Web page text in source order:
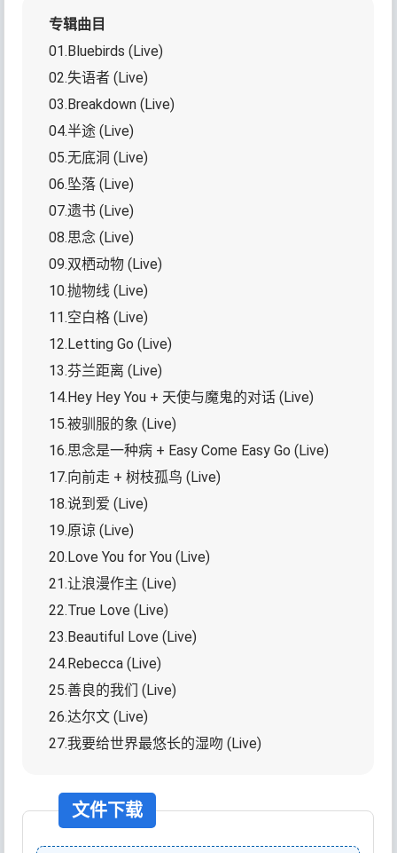
专辑曲目
01.Bluebirds (Live)
02.失语者 (Live)
03.Breakdown (Live)
04.半途 (Live)
05.无底洞 (Live)
06.坠落 (Live)
07.遗书 (Live)
08.思念 (Live)
09.双栖动物 (Live)
10.抛物线 (Live)
11.空白格 (Live)
12.Letting Go (Live)
13.芬兰距离 (Live)
14.Hey Hey You + 天使与魔鬼的对话 (Live)
15.被驯服的象 (Live)
16.思念是一种病 + Easy Come Easy Go (Live)
17.向前走 + 树枝孤鸟 (Live)
18.说到爱 (Live)
19.原谅 (Live)
20.Love You for You (Live)
21.让浪漫作主 (Live)
22.True Love (Live)
23.Beautiful Love (Live)
24.Rebecca (Live)
25.善良的我们 (Live)
26.达尔文 (Live)
27.我要给世界最悠长的湿吻 (Live)
文件下载